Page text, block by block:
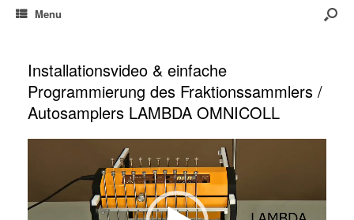
Menu
Installationsvideo & einfache
Programmierung des Fraktionssammlers /
Autosamplers LAMBDA OMNICOLL